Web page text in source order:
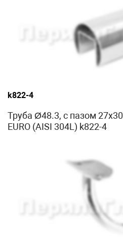
k822-4
Труба Ø48.3, с пазом
EURO (AISI 304L) k822-4